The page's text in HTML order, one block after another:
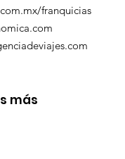
franquicias
más